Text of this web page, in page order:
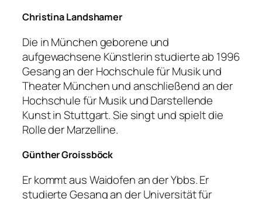
Christina Landshamer
Die in München geborene und
aufgewachsene Künstlerin studierte ab 1996
Gesang an der Hochschule für Musik und
Theater München und anschließend an der
Hochschule für Musik und Darstellende
Kunst in Stuttgart. Sie singt und spielt die
Rolle der Marzelline.
Günther Groissböck
Er kommt aus Waidofen an der Ybbs. Er
studierte Gesang an der Universität für